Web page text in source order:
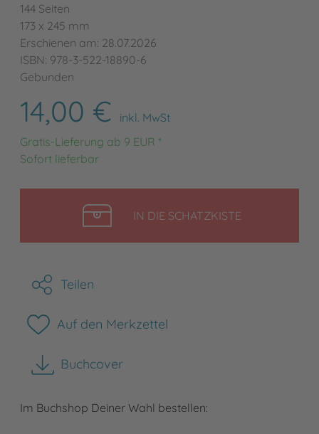
144 Seiten
173 x 245 mm
Erschienen am: 28.07.2026
ISBN: 978-3-522-18890-6
Gebunden
14,00 €
inkl. MwSt
Gratis-Lieferung ab 9 EUR *
Sofort lieferbar
IN DIE SCHATZKISTELEGEN
Teilen
Auf den Merkzettel
Buchcover
herunterladen
Im Buchshop Deiner Wahl bestellen: